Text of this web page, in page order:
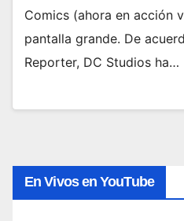
Comics (ahora en acción
pantalla grande. De
Reporter, DC Studios ha…
En Vivos en YouTube